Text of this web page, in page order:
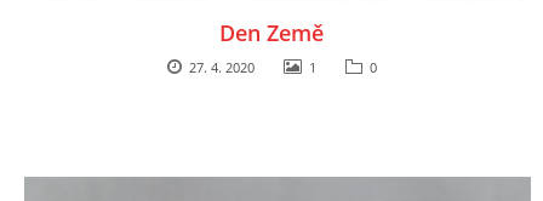
VÝTVARNÉ AKTIVITY - ZIMADen Země
27. 4. 2020 1 0